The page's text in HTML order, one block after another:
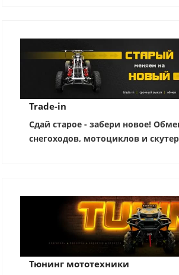
Trade-in
Сдай старое - забери новое!
снегоходов, мотоциклов и
Тюнинг мототехники